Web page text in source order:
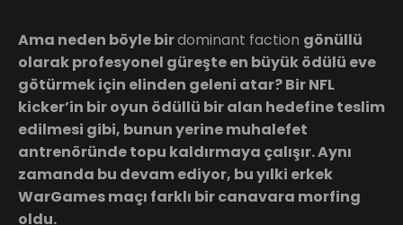
Ama neden böyle birdominant faction gönüllü
olarak profesyonel güreşte en büyük ödülü eve
götürmek için elinden geleni atar? Bir NFL
kicker’in bir oyun ödüllü bir alan hedefine teslim
edilmesi gibi, bunun yerine muhalefet
antrenöründe topu kaldırmaya çalışır. Aynı
zamanda bu devam ediyor, bu yılki erkek
WarGames maçı farklı bir canavara morfing
oldu.